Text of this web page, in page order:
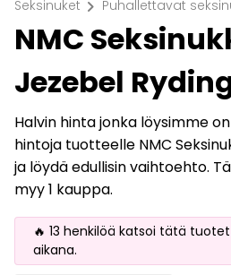
Seksinuket chevron_right Puhallettavat
NMC
Jezebel
Halvin hinta jonka löysimme
hintoja tuotteelle NMC
ja löydä edullisin vaihtoehto.
myy 1 kauppa.
🔥 13 henkilöä katsoi tätä
aikana.